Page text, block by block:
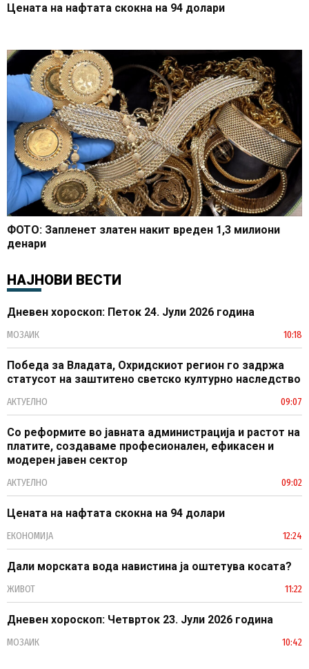
Цената на нафтата скокна на 94 долари
ФОТО: Запленет златен накит вреден 1,3 милиони
денари
НАЈНОВИ ВЕСТИ
Дневен хороскоп: Петок 24. Јули 2026 година
МОЗАИК 10:18
Победа за Владата, Охридскиот регион го задржа
статусот на заштитено светско културно наследство
АКТУЕЛНО 09:07
Со реформите во јавната администрација и растот на
платите, создаваме професионален, ефикасен и
модерен јавен сектор
АКТУЕЛНО 09:02
Цената на нафтата скокна на 94 долари
ЕКОНОМИЈА 12:24
Дали морската вода навистина ја оштетува косата?
ЖИВОТ 11:22
Дневен хороскоп: Четврток 23. Јули 2026 година
МОЗАИК 10:42